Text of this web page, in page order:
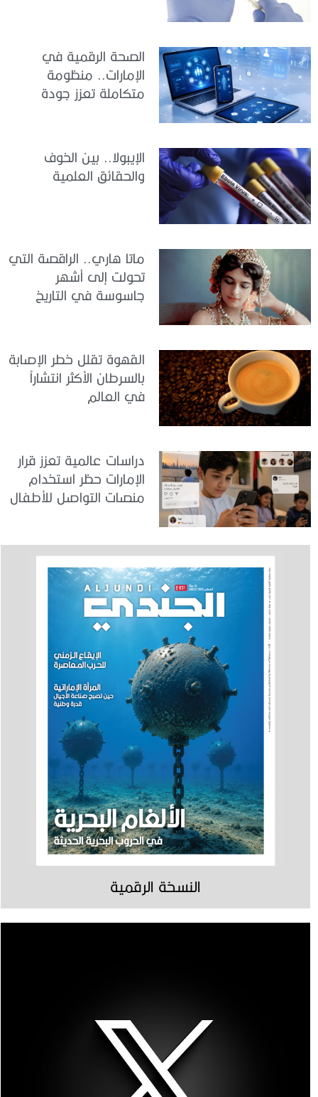
الصحة الرقمية في
الإمارات.. منظومة
متكاملة تعزز جودة
الإيبولا.. بين الخوف
والحقائق العلمية
ماتا هاري.. الراقصة التي
تحولت إلى أشهر
جاسوسة في التاريخ
القهوة تقلل خطر الإصابة
بالسرطان الأكثر انتشاراً
في العالم
دراسات عالمية تعزز قرار
الإمارات حظر استخدام
منصات التواصل للأطفال
النسخة الرقمية